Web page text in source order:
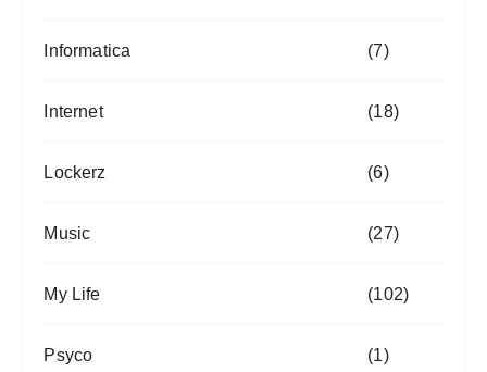
Informatica (7)
Internet (18)
Lockerz (6)
Music (27)
My Life (102)
Psyco (1)